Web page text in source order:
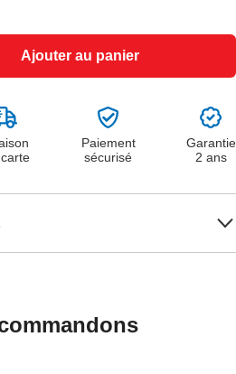
Ajouter au panier
Paiement
sécurisé
Garantie
2 ans